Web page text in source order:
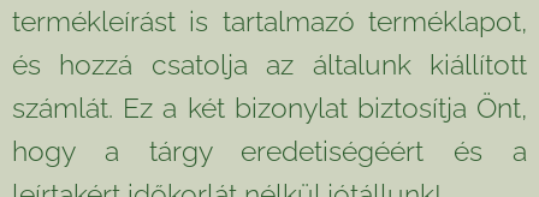
termékleírást is tartalmazó terméklapot,
és hozzá csatolja az általunk kiállított
számlát. Ez a két bizonylat biztosítja Önt,
hogy a tárgy eredetiségéért és a